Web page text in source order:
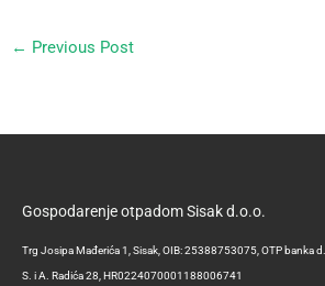
← Previous Post
Gospodarenje otpadom Sisak d.o.o.
Trg Josipa Mađerića 1, Sisak, OIB: 25388753075, OTP banka
S. i A. Radića 28, HR0224070001188006741